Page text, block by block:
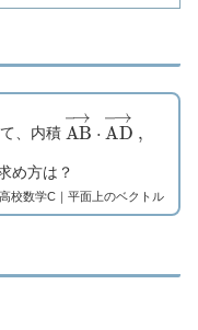
、内積 AB→⋅AD
め方は？
高校数学C｜平面上のベクトル